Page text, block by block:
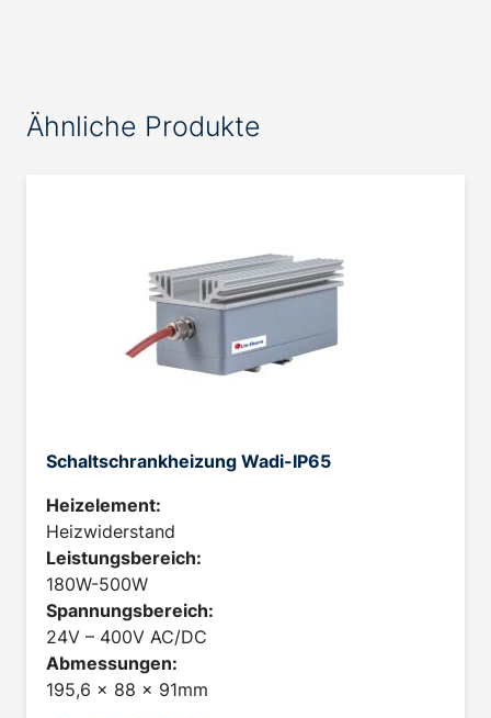
Ähnliche Produkte
Schaltschrankheizung Wadi-IP65
Heizelement:
Heizwiderstand
Leistungsbereich:
180W-500W
Spannungsbereich:
24V – 400V AC/DC
Abmessungen:
195,6 x 88 x 91mm